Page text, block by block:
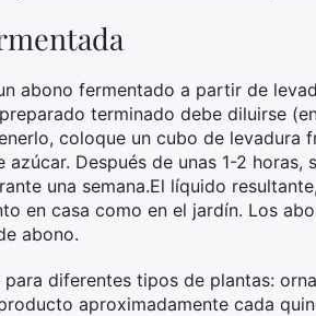
abono fermentado a partir de
terminado debe diluirse
coloque un cubo de levadura
Después de unas 1-2
una semana.El líquido
en casa como en el jardín. Los
abono.
diferentes tipos de plantas:
aproximadamente cada